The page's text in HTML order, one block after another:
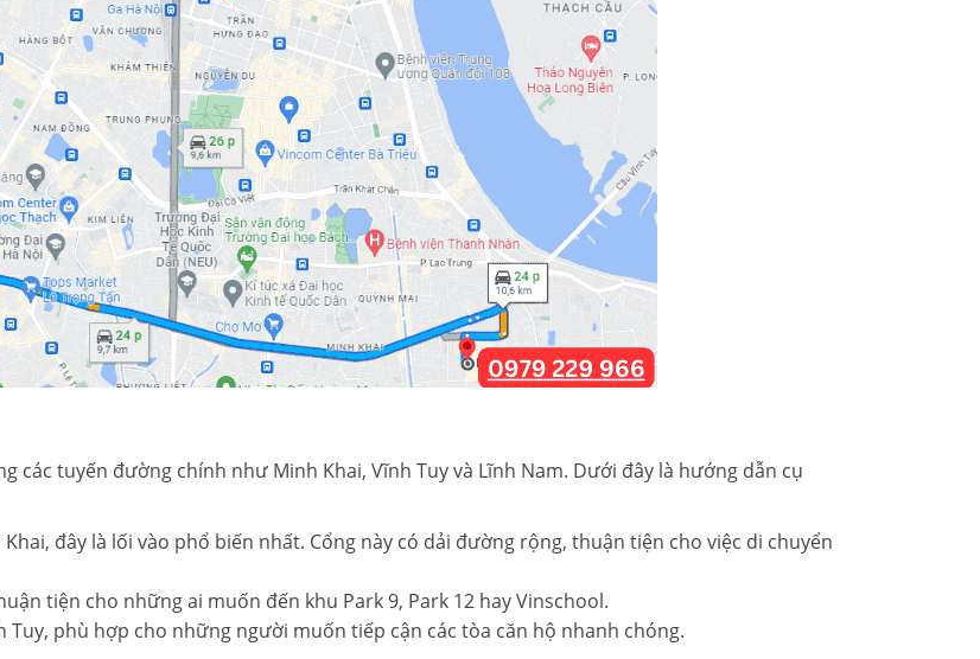
các tuyến đường chính như Minh Khai, Vĩnh Tuy và Lĩnh Nam. Dưới đây là hướng dẫn cụ
Khai, đây là lối vào phổ biến nhất. Cổng này có dải đường rộng, thuận tiện cho việc di chuyển
tiện cho những ai muốn đến khu Park 9, Park 12 hay Vinschool.
Tuy, phù hợp cho những người muốn tiếp cận các tòa căn hộ nhanh chóng.